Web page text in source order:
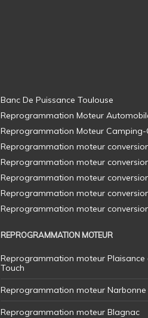
REPROGRAMMATION MOTEUR
Reprogrammation moteur Plaisance
Touch
Reprogrammation moteur Narbonne
Reprogrammation moteur Blagnac
Banc De Puissance Toulouse
Reprogrammation Moteur
Reprogrammation Moteur Camping-
Reprogrammation moteur
Reprogrammation moteur
Reprogrammation moteur
Reprogrammation moteur
Reprogrammation moteur